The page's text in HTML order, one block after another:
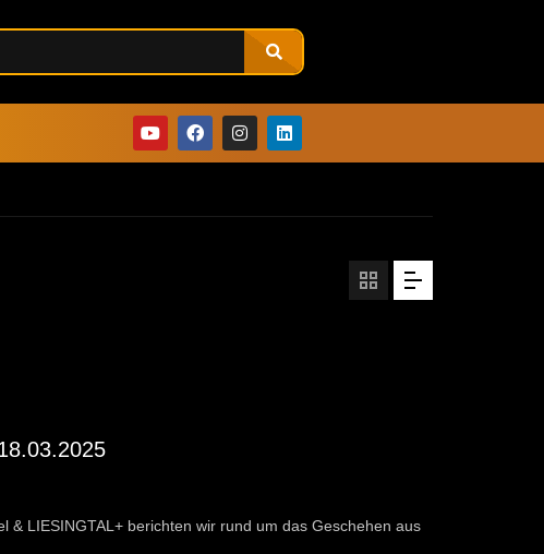
LIESINGTAL+ berichten wir rund um das Geschehen aus